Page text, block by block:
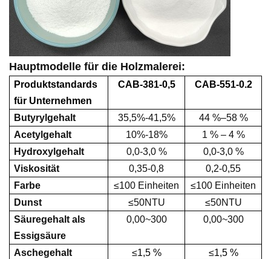
Hauptmodelle für die Holzmalerei:
Produktstandards
für Unternehmen
CAB-381-0,5 CAB-551-0.2
Butyrylgehalt 35,5%-41,5%
44 %–58 %
Acetylgehalt
10%-18%
1 % – 4 %
Hydroxylgehalt
0,0-3,0 %
0,0-3,0 %
Viskosität
0,35-0,8
0,2-0,55
Farbe
≤100 Einheiten
≤100 Einheiten
Dunst
≤50NTU
≤50NTU
Säuregehalt als
Essigsäure
0,00~300 0,00~300
Aschegehalt ≤1,5 % ≤1,5 %